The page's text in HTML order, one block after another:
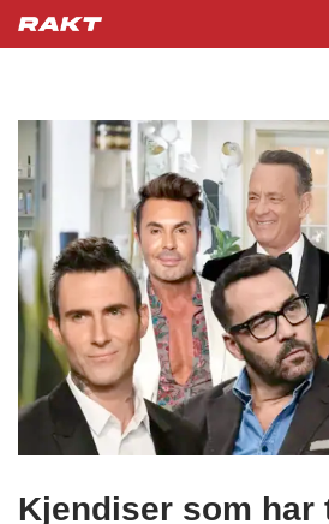
innholdet
Kjendiser som har